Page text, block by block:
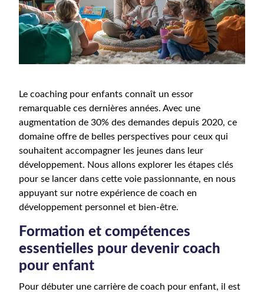
Le coaching pour enfants connaît un essor
remarquable ces dernières années. Avec une
augmentation de 30% des demandes depuis 2020, ce
domaine offre de belles perspectives pour ceux qui
souhaitent accompagner les jeunes dans leur
développement. Nous allons explorer les étapes clés
pour se lancer dans cette voie passionnante, en nous
appuyant sur notre expérience de coach en
développement personnel et bien-être.
Formation et compétences
essentielles pour devenir coach
pour enfant
Pour débuter une carrière de coach pour enfant, il est